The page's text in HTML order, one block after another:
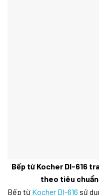
Bếp từ Kocher DI-616
theo tiêu chuẩn
Bếp từ Kocher DI-616 sử